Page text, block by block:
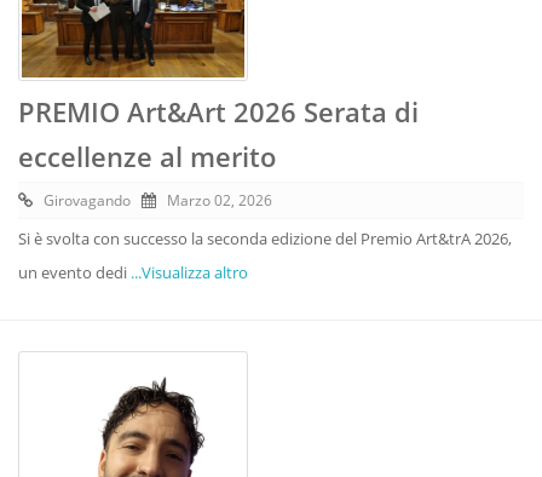
PREMIO Art&Art 2026 Serata di
eccellenze al merito
Girovagando Marzo 02, 2026
Si è svolta con successo la seconda edizione del Premio Art&trA 2026,
un evento dedi ...Visualizza altro